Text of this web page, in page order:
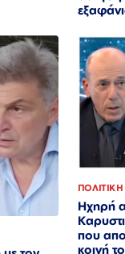
ΠΟΛΙΤΙΚΗ
Ηχηρή
που
κοινή